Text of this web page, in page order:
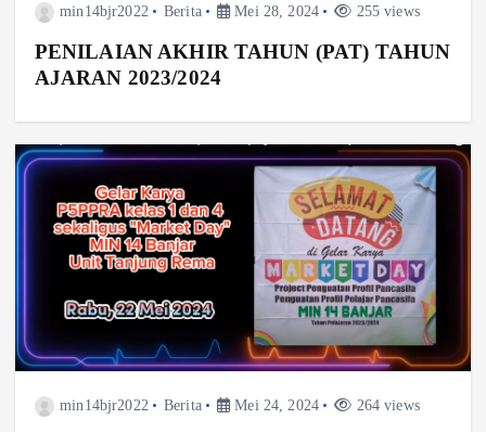
min14bjr2022 Berita Mei 28, 2024 255 views
PENILAIAN AKHIR TAHUN (PAT) TAHUN
AJARAN 2023/2024
min14bjr2022 Berita Mei 24, 2024 264 views